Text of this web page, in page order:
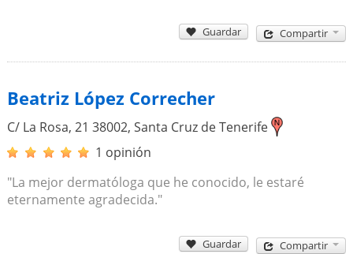
Guardar Compartir
Beatriz López Correcher
C/ La Rosa, 21 38002, Santa Cruz de Tenerife
1 opinión
"La mejor dermatóloga que he conocido, le estaré
eternamente agradecida."
Guardar Compartir